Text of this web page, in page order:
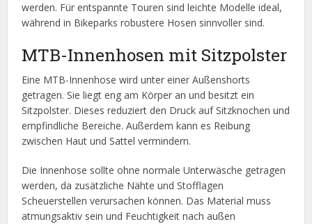
werden. Für entspannte Touren sind leichte Modelle ideal,
während in Bikeparks robustere Hosen sinnvoller sind.
MTB-Innenhosen mit Sitzpolster
Eine MTB-Innenhose wird unter einer Außenshorts
getragen. Sie liegt eng am Körper an und besitzt ein
Sitzpolster. Dieses reduziert den Druck auf Sitzknochen und
empfindliche Bereiche. Außerdem kann es Reibung
zwischen Haut und Sattel vermindern.
Die Innenhose sollte ohne normale Unterwäsche getragen
werden, da zusätzliche Nähte und Stofflagen
Scheuerstellen verursachen können. Das Material muss
atmungsaktiv sein und Feuchtigkeit nach außen